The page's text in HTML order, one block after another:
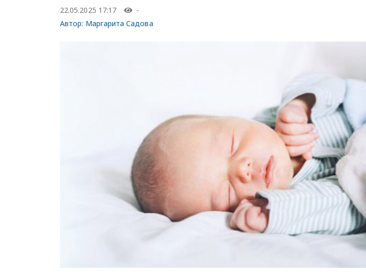
22.05.2025 17:17
-
Автор: Маргарита Садова